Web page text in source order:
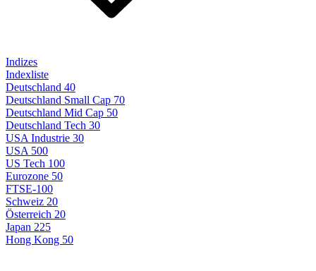
Indizes
Indexliste
Deutschland 40
Deutschland Small Cap 70
Deutschland Mid Cap 50
Deutschland Tech 30
USA Industrie 30
USA 500
US Tech 100
Eurozone 50
FTSE-100
Schweiz 20
Österreich 20
Japan 225
Hong Kong 50